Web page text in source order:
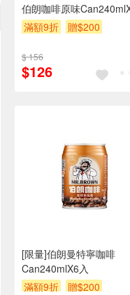
伯朗咖啡原味
滿額9折
贈$200
$ 156
$126
[限量]伯朗曼特寧咖啡
Can240mlX6入
滿額9折
贈$200